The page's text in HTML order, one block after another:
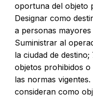
oportuna del objeto
Designar como
a personas
Suministrar al
la ciudad de
objetos prohibidos
las normas
consideran como